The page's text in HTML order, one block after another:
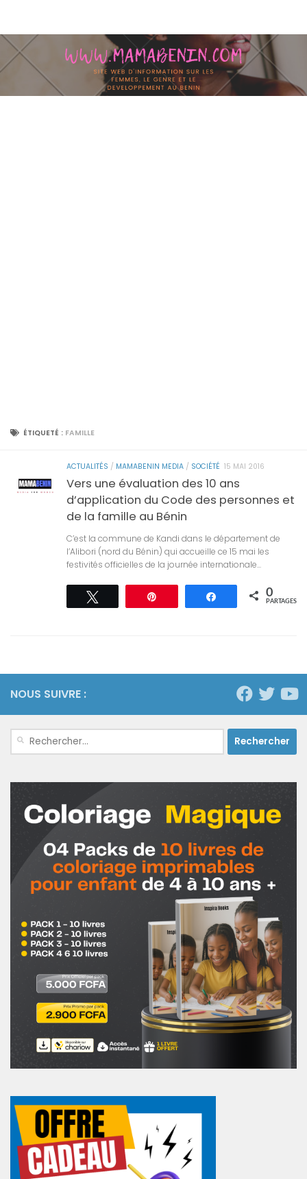
ÉTIQUETÉ : FAMILLE
ACTUALITÉS / MAMABENIN MEDIA / SOCIÉTÉ 15 MAI 2016
Vers une évaluation des 10 ans
d’application du Code des personnes et
de la famille au Bénin
C’est la commune de Kandi dans le département de
l’Alibori (nord du Bénin) qui accueille ce 15 mai les
festivités officielles de la journée internationale...
Partagez 0
PARTAGES
NOUS SUIVRE :
Rechercher :